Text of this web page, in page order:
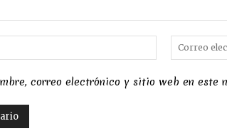
Nombre:*
correo electrónico y sitio web en este